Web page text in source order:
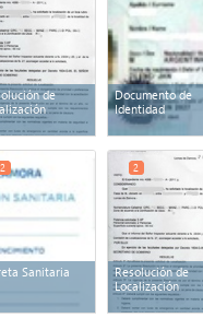
de
Documento de
Identidad
Sanitaria
2
Resolución de
Localización
2